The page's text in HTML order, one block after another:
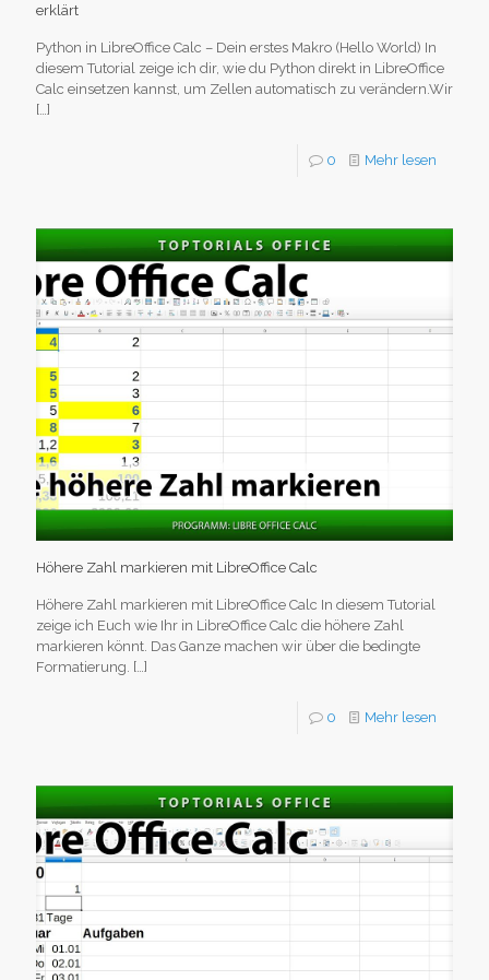
erklärt
Python in LibreOffice Calc – Dein erstes Makro (Hello World) In
diesem Tutorial zeige ich dir, wie du Python direkt in LibreOffice
Calc einsetzen kannst, um Zellen automatisch zu verändern.Wir
[…]
0 Mehr lesen
Höhere Zahl markieren mit LibreOffice Calc
Höhere Zahl markieren mit LibreOffice Calc In diesem Tutorial
zeige ich Euch wie Ihr in LibreOffice Calc die höhere Zahl
markieren könnt. Das Ganze machen wir über die bedingte
Formatierung. […]
0 Mehr lesen